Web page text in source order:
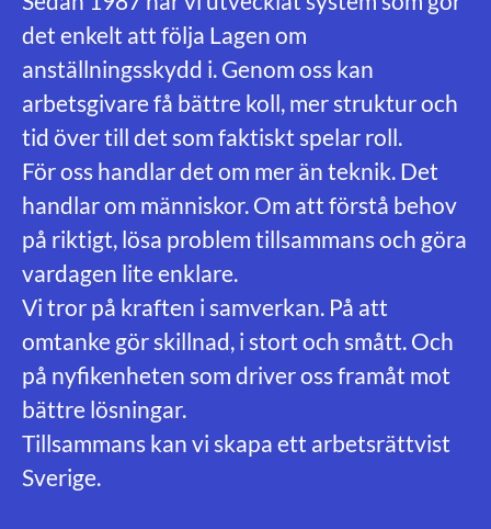
det enkelt att följa Lagen om
anställningsskydd i. Genom oss kan
arbetsgivare få bättre koll, mer struktur och
tid över till det som faktiskt spelar roll.
För oss handlar det om mer än teknik. Det
handlar om människor. Om att förstå behov
på riktigt, lösa problem tillsammans och göra
vardagen lite enklare.
Vi tror på kraften i samverkan. På att
omtanke gör skillnad, i stort och smått. Och
på nyfikenheten som driver oss framåt mot
bättre lösningar.
Tillsammans kan vi skapa ett arbetsrättvist
Sverige.